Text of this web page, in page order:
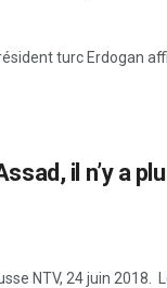
turc Erdogan
il n’y a
NTV, 24 juin 2018.